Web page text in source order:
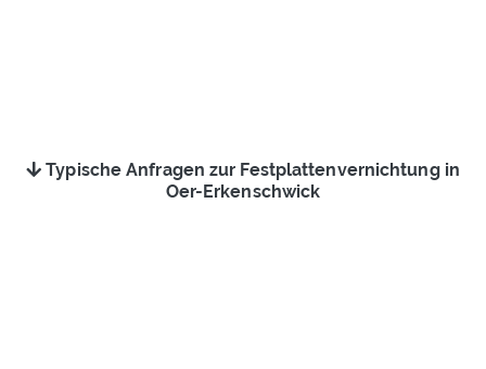
Typische Anfragen zur Festplattenvernichtung in
Oer-Erkenschwick